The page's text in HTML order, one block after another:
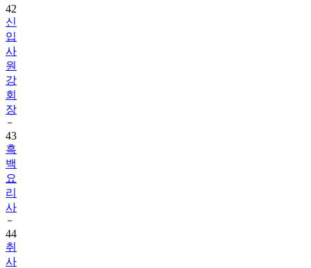
42
신
입
사
원
강
회
장
43
흑
백
요
리
사
44
취
사